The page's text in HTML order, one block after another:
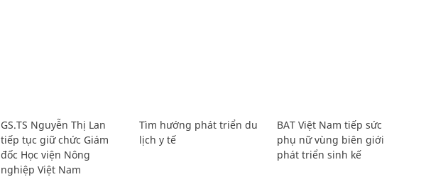
GS.TS Nguyễn Thị Lan
tiếp tục giữ chức Giám
đốc Học viện Nông
nghiệp Việt Nam
Tìm hướng phát triển du
lịch y tế
BAT Việt Nam tiếp sức
phụ nữ vùng biên giới
phát triển sinh kế